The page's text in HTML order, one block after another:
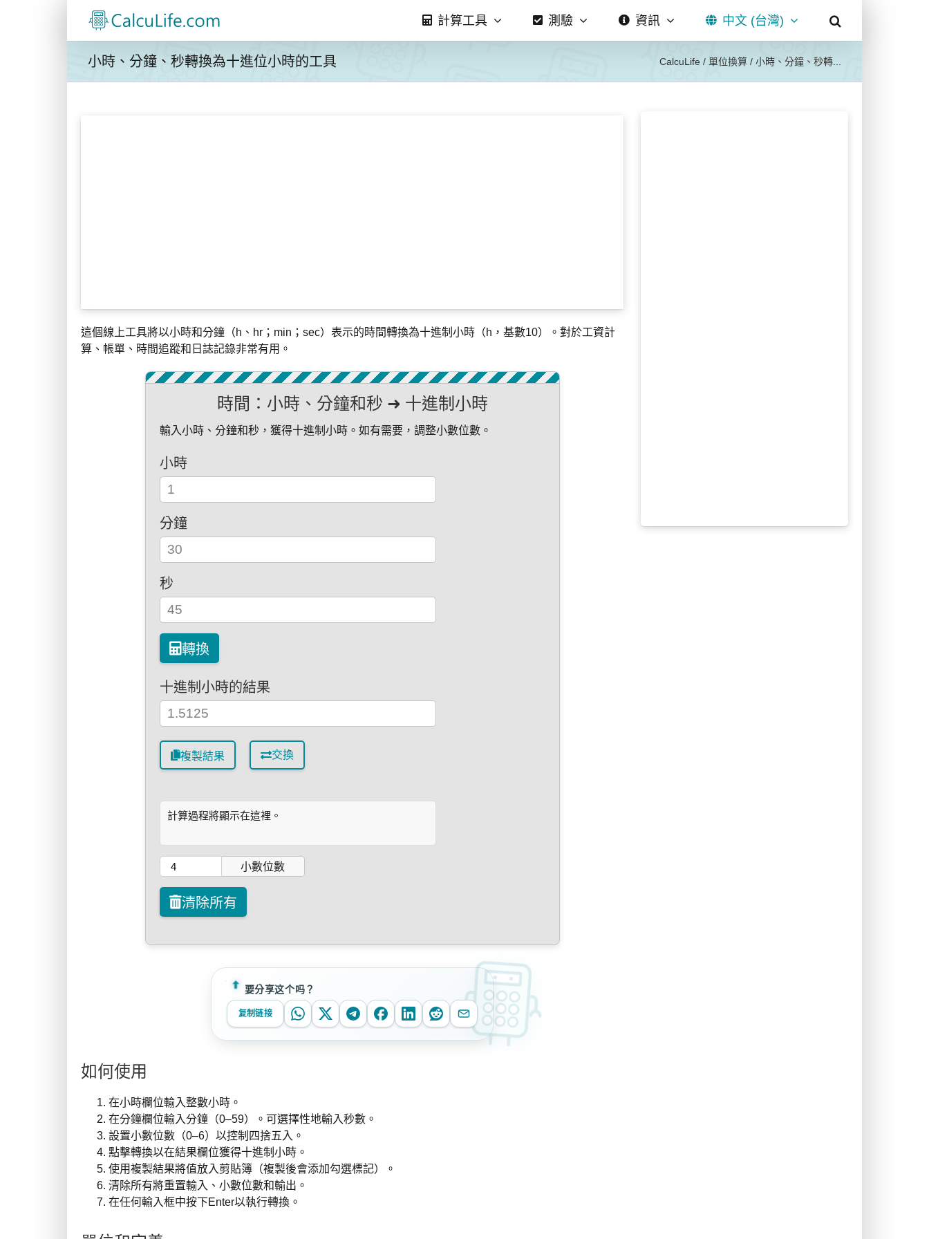
計算工具 測驗 資訊 中文 (台灣)
小時、分鐘、秒轉換為十進位小時的工具 CalcuLife / 單位換算 / 小時、分鐘、秒轉...
這個線上工具將以小時和分鐘（h、hr；min；sec）表示的時間轉換為十進制小時（h，基數10）。對於工資計
算、帳單、時間追蹤和日誌記錄非常有用。
時間：小時、分鐘和秒 ➜ 十進制小時
輸入小時、分鐘和秒，獲得十進制小時。如有需要，調整小數位數。
小時
分鐘
秒
轉換
十進制小時的結果
複製結果 交換
計算過程將顯示在這裡。
小數位數
清除所有
要分享这个吗？
复制链接
如何使用
在小時欄位輸入整數小時。
在分鐘欄位輸入分鐘（0–59）。可選擇性地輸入秒數。
設置小數位數（0–6）以控制四捨五入。
點擊轉換以在結果欄位獲得十進制小時。
使用複製結果將值放入剪貼簿（複製後會添加勾選標記）。
清除所有將重置輸入、小數位數和輸出。
在任何輸入框中按下Enter以執行轉換。